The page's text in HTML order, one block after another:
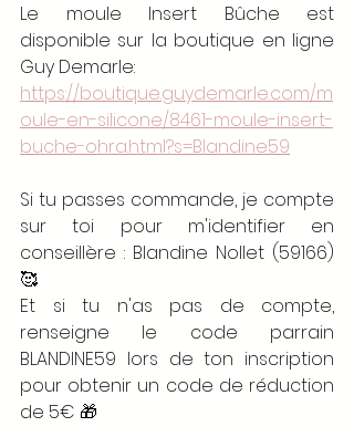
Le moule Insert Bûche est
disponible sur la boutique en ligne
Guy Demarle:
https://boutique.guydemarle.com/m
oule-en-silicone/8461-moule-insert-
buche-ohra.html?s=Blandine59
Si tu passes commande, je compte
sur toi pour m'identifier en
conseillère : Blandine Nollet (59166)
🥰
Et si tu n'as pas de compte,
renseigne le code parrain
BLANDINE59 lors de ton inscription
pour obtenir un code de réduction
de 5€ 🎁